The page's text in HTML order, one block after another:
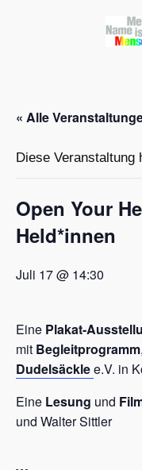
« Alle
Diese Veranstaltung
Open Your
Held*innen
Juli 17 @ 14:30
Eine Plakat-
mit Begleitprogramm
Dudelsäcklee.V. in
Eine Lesung und
und Walter Sittler